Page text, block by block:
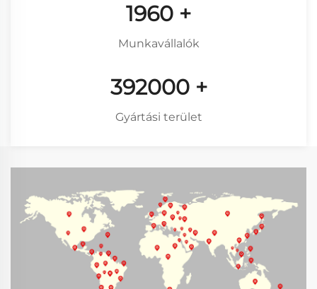
2640 +
Munkavállalók
528000 +
Gyártási terület